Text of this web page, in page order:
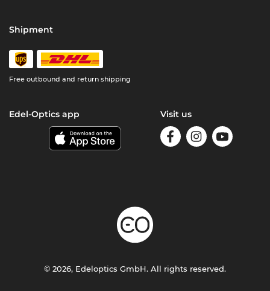
Shipment
Free outbound and return shipping
Edel-Optics app Visit us
© 2026, Edeloptics GmbH. All rights reserved.